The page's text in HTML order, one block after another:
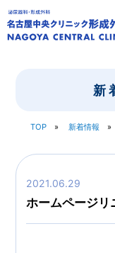
新
TOP 新着情報
2021.06.29
ホームページリ